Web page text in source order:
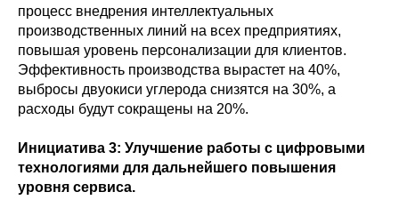
процесс внедрения интеллектуальных
производственных линий на всех предприятиях,
повышая уровень персонализации для клиентов.
Эффективность производства вырастет на 40%,
выбросы двуокиси углерода снизятся на 30%, а
расходы будут сокращены на 20%.
Инициатива 3: Улучшение работы с цифровыми
технологиями для дальнейшего повышения
уровня сервиса.